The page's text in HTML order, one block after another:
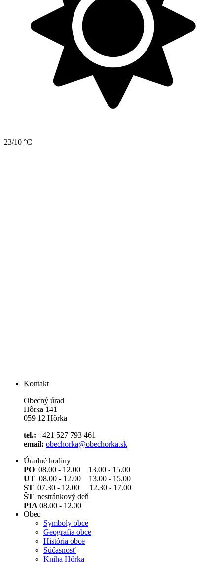
23/10 °C
Kontakt
Obecný úrad
Hôrka 141
059 12 Hôrka
tel.: +421 527 793 461
email: obechorka@obechorka.sk
Úradné hodiny
PO 08.00 - 12.00 13.00 - 15.00
UT 08.00 - 12.00 13.00 - 15.00
ST 07.30 - 12.00 12.30 - 17.00
ŠT nestránkový deň
PIA 08.00 - 12.00
Obec
Symboly obce
Geografia obce
História obce
Súčasnosť
Kniha Hôrka